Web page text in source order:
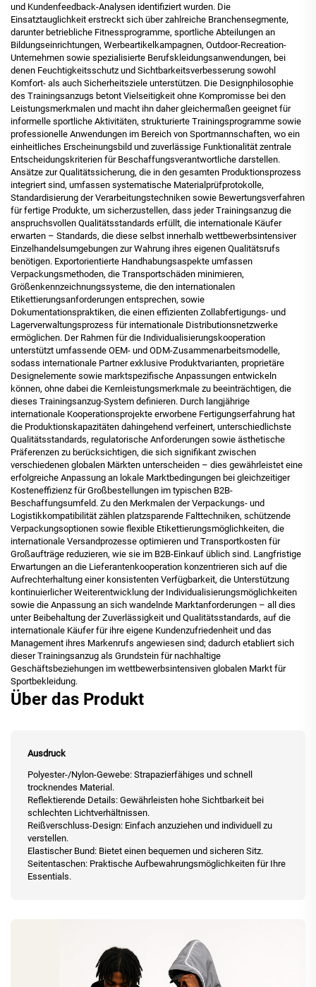
und Kundenfeedback-Analysen identifiziert wurden. Die
Einsatztauglichkeit erstreckt sich über zahlreiche Branchensegmente,
darunter betriebliche Fitnessprogramme, sportliche Abteilungen an
Bildungseinrichtungen, Werbeartikelkampagnen, Outdoor-Recreation-
Unternehmen sowie spezialisierte Berufskleidungsanwendungen, bei
denen Feuchtigkeitsschutz und Sichtbarkeitsverbesserung sowohl
Komfort- als auch Sicherheitsziele unterstützen. Die Designphilosophie
des Trainingsanzugs betont Vielseitigkeit ohne Kompromisse bei den
Leistungsmerkmalen und macht ihn daher gleichermaßen geeignet für
informelle sportliche Aktivitäten, strukturierte Trainingsprogramme sowie
professionelle Anwendungen im Bereich von Sportmannschaften, wo ein
einheitliches Erscheinungsbild und zuverlässige Funktionalität zentrale
Entscheidungskriterien für Beschaffungsverantwortliche darstellen.
Ansätze zur Qualitätssicherung, die in den gesamten Produktionsprozess
integriert sind, umfassen systematische Materialprüfprotokolle,
Standardisierung der Verarbeitungstechniken sowie Bewertungsverfahren
für fertige Produkte, um sicherzustellen, dass jeder Trainingsanzug die
anspruchsvollen Qualitätsstandards erfüllt, die internationale Käufer
erwarten – Standards, die diese selbst innerhalb wettbewerbsintensiver
Einzelhandelsumgebungen zur Wahrung ihres eigenen Qualitätsrufs
benötigen. Exportorientierte Handhabungsaspekte umfassen
Verpackungsmethoden, die Transportschäden minimieren,
Größenkennzeichnungssysteme, die den internationalen
Etikettierungsanforderungen entsprechen, sowie
Dokumentationspraktiken, die einen effizienten Zollabfertigungs- und
Lagerverwaltungsprozess für internationale Distributionsnetzwerke
ermöglichen. Der Rahmen für die Individualisierungskooperation
unterstützt umfassende OEM- und ODM-Zusammenarbeitsmodelle,
sodass internationale Partner exklusive Produktvarianten, proprietäre
Designelemente sowie marktspezifische Anpassungen entwickeln
können, ohne dabei die Kernleistungsmerkmale zu beeinträchtigen, die
dieses Trainingsanzug-System definieren. Durch langjährige
internationale Kooperationsprojekte erworbene Fertigungserfahrung hat
die Produktionskapazitäten dahingehend verfeinert, unterschiedlichste
Qualitätsstandards, regulatorische Anforderungen sowie ästhetische
Präferenzen zu berücksichtigen, die sich signifikant zwischen
verschiedenen globalen Märkten unterscheiden – dies gewährleistet eine
erfolgreiche Anpassung an lokale Marktbedingungen bei gleichzeitiger
Kosteneffizienz für Großbestellungen im typischen B2B-
Beschaffungsumfeld. Zu den Merkmalen der Verpackungs- und
Logistikkompatibilität zählen platzsparende Falttechniken, schützende
Verpackungsoptionen sowie flexible Etikettierungsmöglichkeiten, die
internationale Versandprozesse optimieren und Transportkosten für
Großaufträge reduzieren, wie sie im B2B-Einkauf üblich sind. Langfristige
Erwartungen an die Lieferantenkooperation konzentrieren sich auf die
Aufrechterhaltung einer konsistenten Verfügbarkeit, die Unterstützung
kontinuierlicher Weiterentwicklung der Individualisierungsmöglichkeiten
sowie die Anpassung an sich wandelnde Marktanforderungen – all dies
unter Beibehaltung der Zuverlässigkeit und Qualitätsstandards, auf die
internationale Käufer für ihre eigene Kundenzufriedenheit und das
Management ihres Markenrufs angewiesen sind; dadurch etabliert sich
dieser Trainingsanzug als Grundstein für nachhaltige
Geschäftsbeziehungen im wettbewerbsintensiven globalen Markt für
Sportbekleidung.
Über das Produkt
Ausdruck
Polyester-/Nylon-Gewebe: Strapazierfähiges und schnell
trocknendes Material.
Reflektierende Details: Gewährleisten hohe Sichtbarkeit bei
schlechten Lichtverhältnissen.
Reißverschluss-Design: Einfach anzuziehen und individuell zu
verstellen.
Elastischer Bund: Bietet einen bequemen und sicheren Sitz.
Seitentaschen: Praktische Aufbewahrungsmöglichkeiten für Ihre
Essentials.